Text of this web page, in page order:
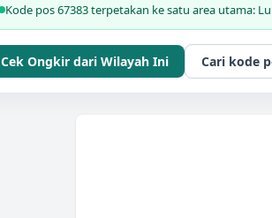
Kode pos 67383 terpetakan ke satu area utama:
Cek Ongkir dari Wilayah Ini Cari kode